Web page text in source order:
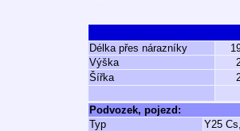
Délka přes nárazníky
Výška
Šířka
Podvozek, pojezd:
Typ
Y25